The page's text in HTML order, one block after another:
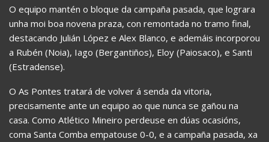
O equipo mantén o bloque da campaña pasada, que lograra
unha moi boa novena praza, con remontada no tramo final,
destacando Julián López e Alex Blanco, e ademáis incorporou
a Rubén (Noia), Iago (Bergantiños), Eloy (Paiosaco), e Santi
(Estradense).
O As Pontes tratará de volver á senda da vitoria,
precisamente ante un equipo ao que nunca se gañou na
casa. Como Atlético Mineiro perdeuse en dúas ocasións,
coma Santa Comba empatouse 0-0, e a campaña pasada, xa